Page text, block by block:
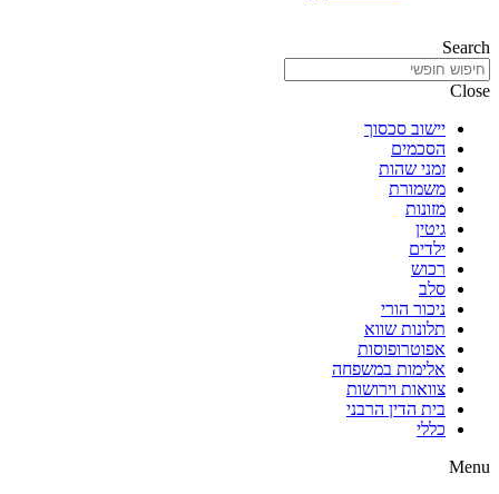
Search
Close
יישוב סכסוך
הסכמים
זמני שהות
משמורת
מזונות
גיטין
ילדים
רכוש
סלב
ניכור הורי
תלונות שווא
אפוטרופוסות
אלימות במשפחה
צוואות וירושות
בית הדין הרבני
כללי
Menu